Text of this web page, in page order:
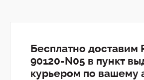
Бесплатно доставим
90120-N05 в пункт
курьером по вашему